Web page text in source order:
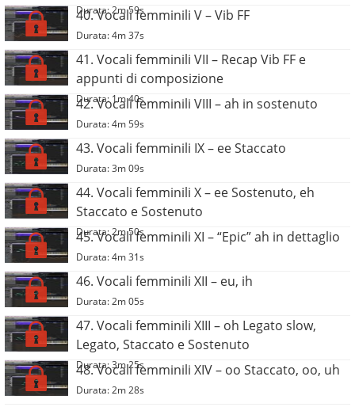
Durata: 2m 59s
40. Vocali femminili V – Vib FF
Durata: 4m 37s
41. Vocali femminili VII – Recap Vib FF e
appunti di composizione
Durata: 1m 40s
42. Vocali femminili VIII – ah in sostenuto
Durata: 4m 59s
43. Vocali femminili IX – ee Staccato
Durata: 3m 09s
44. Vocali femminili X – ee Sostenuto, eh
Staccato e Sostenuto
Durata: 2m 50s
45. Vocali femminili XI – “Epic” ah in dettaglio
Durata: 4m 31s
46. Vocali femminili XII – eu, ih
Durata: 2m 05s
47. Vocali femminili XIII – oh Legato slow,
Legato, Staccato e Sostenuto
Durata: 3m 25s
48. Vocali femminili XIV – oo Staccato, oo, uh
Durata: 2m 28s